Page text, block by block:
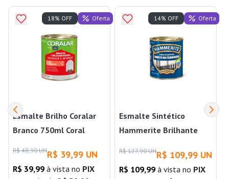
Esmalte Brilho Coralar
Branco 750ml Coral
R$ 48,90 UNR$ 39,99 UN
R$ 39,99 à vista no PIX
18% OFF Oferta
Esmalte Sintético
Hammerite Brilhante
800ml Branco Coral
R$ 127,90 UNR$ 109,99 UN
R$ 109,99 à vista no PIX
14% OFF Oferta